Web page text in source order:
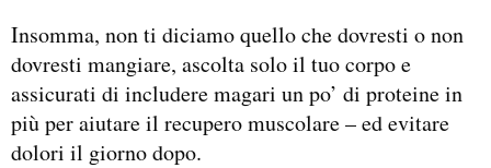
Insomma, non ti diciamo quello che dovresti o non
dovresti mangiare, ascolta solo il tuo corpo e
assicurati di includere magari un po’ di proteine in
più per aiutare il recupero muscolare – ed evitare
dolori il giorno dopo.